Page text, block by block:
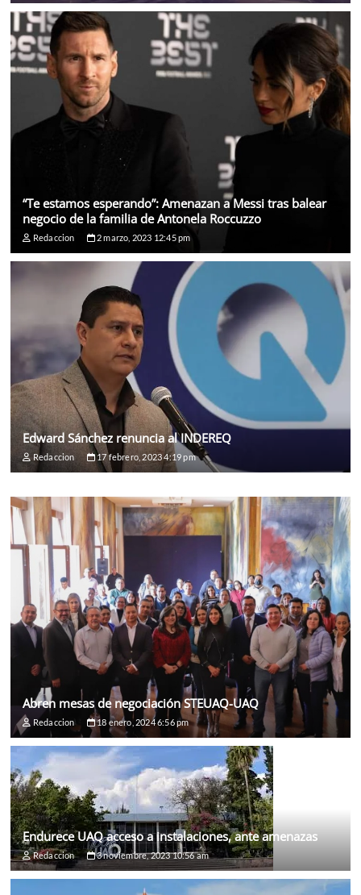
“Te estamos esperando”: Amenazan a Messi tras balear
negocio de la familia de Antonela Roccuzzo
Redaccion 2 marzo, 2023 12:45 pm
Edward Sánchez renuncia al INDEREQ
Redaccion 17 febrero, 2023 4:19 pm
Abren mesas de negociación STEUAQ-UAQ
Redaccion 18 enero, 2024 6:56 pm
Endurece UAQ acceso a instalaciones, ante amenazas
Redaccion 3 noviembre, 2023 10:56 am